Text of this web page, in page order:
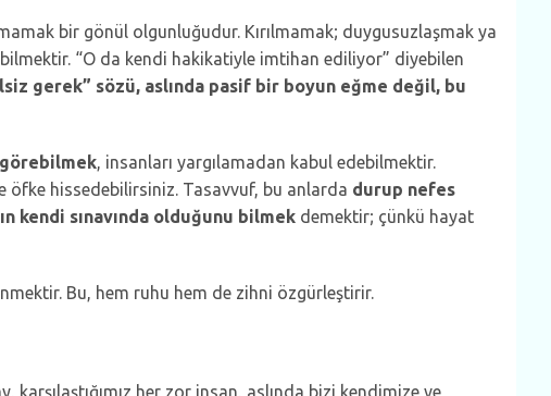
bir gönül olgunluğudur. Kırılmamak; duygusuzlaşmak ya
“O da kendi hakikatiyle imtihan ediliyor” diyebilen
gerek” sözü, aslında pasif bir boyun eğme değil, bu
, insanları yargılamadan kabul edebilmektir.
öfke hissedebilirsiniz. Tasavvuf, bu anlarda durup nefes
kendi sınavında olduğunu bilmek demektir; çünkü hayat
Bu, hem ruhu hem de zihni özgürleştirir.
karşılaştığımız her zor insan, aslında bizi kendimize ve